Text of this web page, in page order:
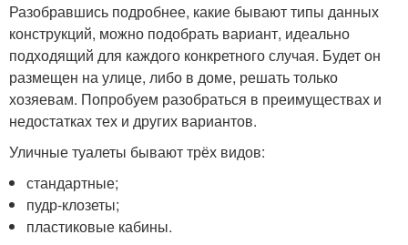
Разобравшись подробнее, какие бывают типы данных
конструкций, можно подобрать вариант, идеально
подходящий для каждого конкретного случая. Будет он
размещен на улице, либо в доме, решать только
хозяевам. Попробуем разобраться в преимуществах и
недостатках тех и других вариантов.
Уличные туалеты бывают трёх видов:
стандартные;
пудр-клозеты;
пластиковые кабины.